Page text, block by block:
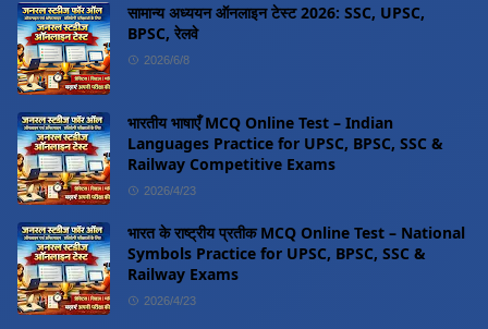
सामान्य अध्ययन ऑनलाइन टेस्ट 2026: SSC, UPSC,
BPSC, रेलवे
2026/6/8
भारतीय भाषाएँ MCQ Online Test – Indian
Languages Practice for UPSC, BPSC, SSC &
Railway Competitive Exams
2026/4/23
भारत के राष्ट्रीय प्रतीक MCQ Online Test – National
Symbols Practice for UPSC, BPSC, SSC &
Railway Exams
2026/4/23